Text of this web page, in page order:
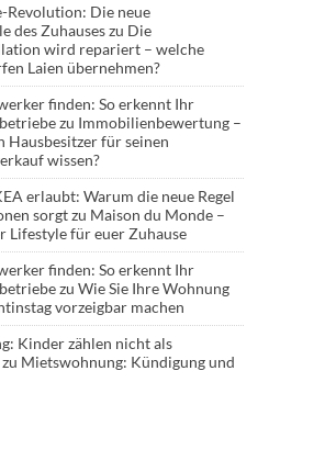
Revolution: Die neue
des Zuhauseszu Die
wird repariert – welche
Laien übernehmen?
finden: So erkennt Ihr
zu Immobilienbewertung –
Hausbesitzer für seinen
wissen?
erlaubt: Warum die neue Regel
sorgtzu Maison du Monde –
Lifestyle für euer Zuhause
finden: So erkennt Ihr
zu Wie Sie Ihre Wohnung
vorzeigbar machen
Kinder zählen nicht als
zu Mietswohnung: Kündigung und